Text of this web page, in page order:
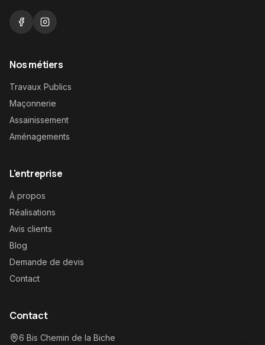
Nos métiers
Travaux Publics
Maçonnerie
Assainissement
Aménagements
L'entreprise
À propos
Réalisations
Avis clients
Blog
Demande de devis
Contact
Contact
6 Bis Chemin de la Biche